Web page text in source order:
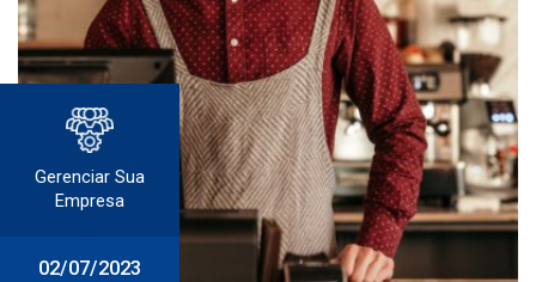
Gerenciar Sua
Empresa
02/07/2023